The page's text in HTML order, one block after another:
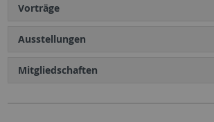
Vorträge
Ausstellungen
Mitgliedschaften